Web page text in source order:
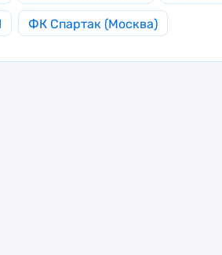
ФК Спартак (Москва)